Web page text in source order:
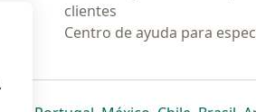
clientes
Centro de ayuda para